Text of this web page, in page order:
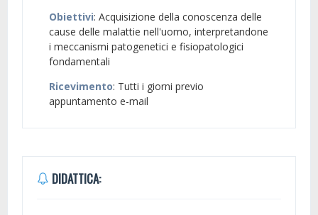
Obiettivi: Acquisizione della conoscenza delle
cause delle malattie nell'uomo, interpretandone
i meccanismi patogenetici e fisiopatologici
fondamentali
Ricevimento: Tutti i giorni previo
appuntamento e-mail
DIDATTICA: